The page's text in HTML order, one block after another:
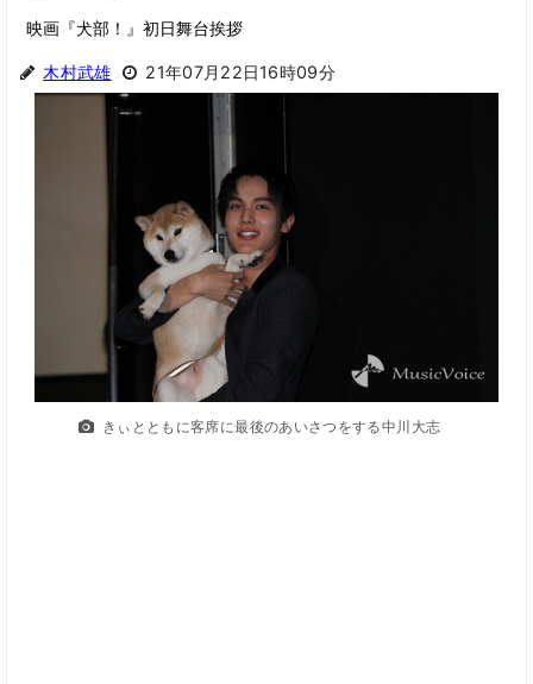
映画『犬部！』初日舞台挨拶
木村武雄 21年07月22日16時09分
きぃとともに客席に最後のあいさつをする中川大志